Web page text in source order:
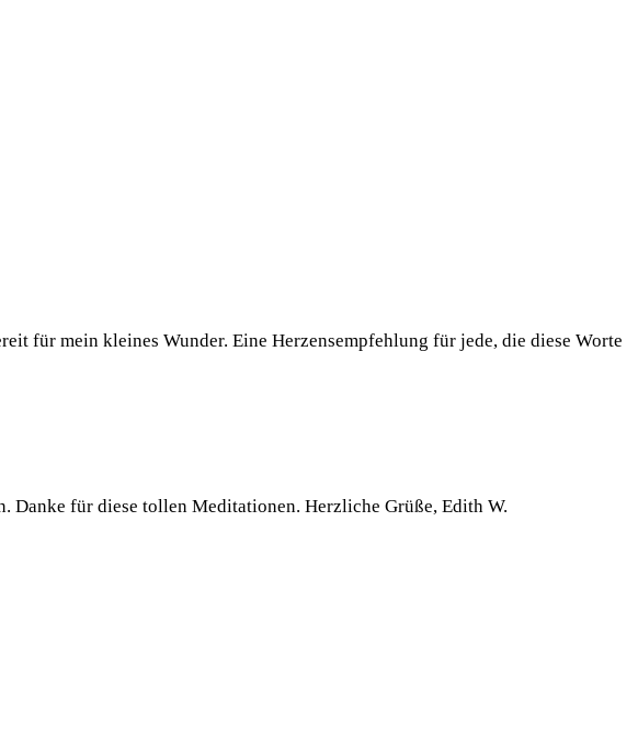
für mein kleines Wunder. Eine Herzensempfehlung für jede, die diese Worte
Danke für diese tollen Meditationen. Herzliche Grüße, Edith W.